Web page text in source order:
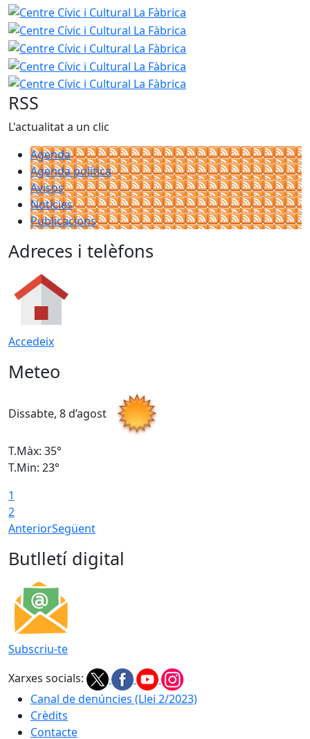
Centre Cívic i Cultural La Fàbrica
RSS
L'actualitat a un clic
Agenda
Agenda política
Avisos
Notícies
Publicacions
Adreces i telèfons
Accedeix
Meteo
Dissabte, 8 d’agost
T.Màx: 35°
T.Min: 23°
1
2
AnteriorSegüent
Butlletí digital
Subscriu-te
Xarxes socials:
Canal de denúncies (Llei 2/2023)
Crèdits
Contacte